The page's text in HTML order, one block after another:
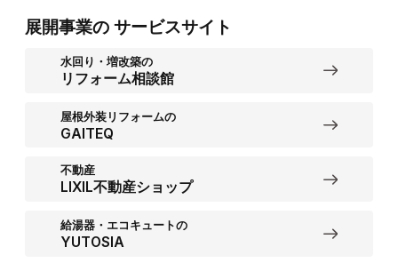
展開事業の サービスサイト
水回り・増改築の
リフォーム相談館
屋根外装リフォームの
GAITEQ
不動産
LIXIL不動産ショップ
給湯器・エコキュートの
YUTOSIA